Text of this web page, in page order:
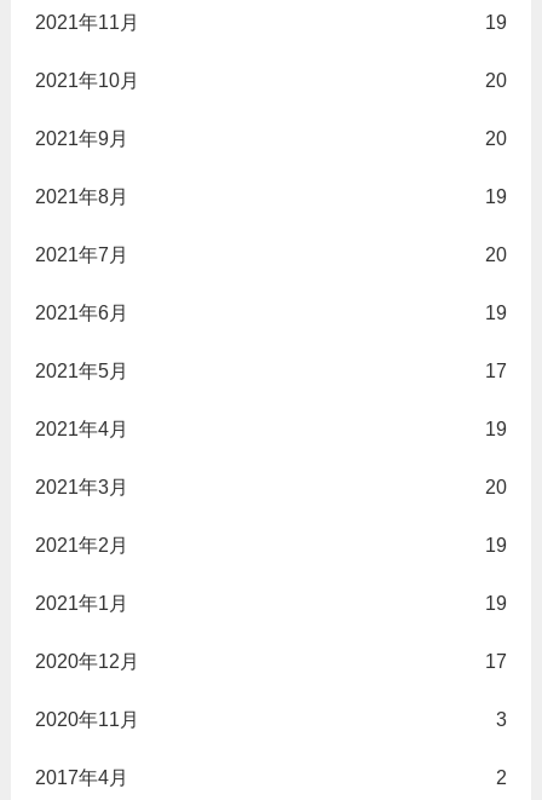
2021年11月 19
2021年10月 20
2021年9月 20
2021年8月 19
2021年7月 20
2021年6月 19
2021年5月 17
2021年4月 19
2021年3月 20
2021年2月 19
2021年1月 19
2020年12月 17
2020年11月 3
2017年4月 2